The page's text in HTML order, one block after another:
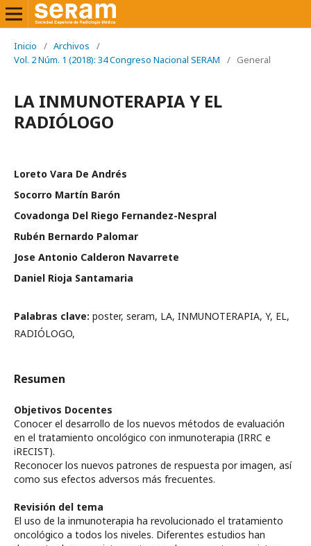
Inicio / Archivos
/
Vol. 2 Núm. 1 (2018): 34 Congreso Nacional SERAM
/ General
LA INMUNOTERAPIA Y EL
RADIÓLOGO
Loreto Vara De Andrés
Socorro Martín Barón
Covadonga Del Riego Fernandez-Nespral
Rubén Bernardo Palomar
Jose Antonio Calderon Navarrete
Daniel Rioja Santamaria
Palabras clave: poster, seram, LA, INMUNOTERAPIA, Y, EL,
RADIÓLOGO,
Resumen
Objetivos Docentes
Conocer el desarrollo de los nuevos métodos de evaluación
en el tratamiento oncológico con inmunoterapia (IRRC e
iRECIST).
Reconocer los nuevos patrones de respuesta por imagen, así
como sus efectos adversos más frecuentes.
Revisión del tema
El uso de la inmunoterapia ha revolucionado el tratamiento
oncológico a todos los niveles. Diferentes estudios han